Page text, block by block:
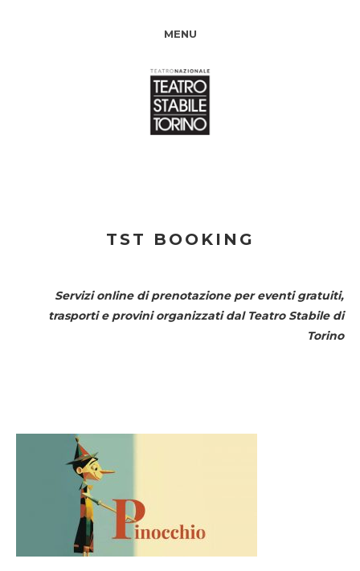
MENU
TST BOOKING
Servizi online di prenotazione per eventi gratuiti,
trasporti e provini organizzati dal Teatro Stabile di
Torino